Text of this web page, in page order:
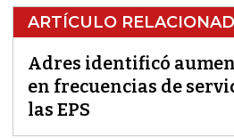
ARTÍCULO
Adres identificó
en frecuencias de
las EPS